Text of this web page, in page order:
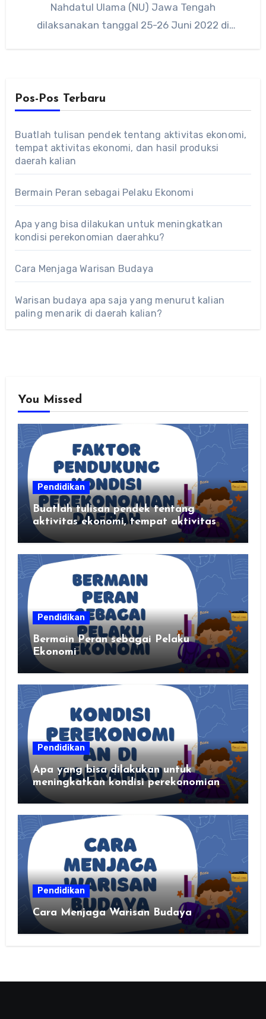
Nahdatul Ulama (NU) Jawa Tengah
dilaksanakan tanggal 25-26 Juni 2022 di
Pos-Pos Terbaru
Buatlah tulisan pendek tentang aktivitas ekonomi,
tempat aktivitas ekonomi, dan hasil produksi
daerah kalian
Bermain Peran sebagai Pelaku Ekonomi
Apa yang bisa dilakukan untuk meningkatkan
kondisi perekonomian daerahku?
Cara Menjaga Warisan Budaya
Warisan budaya apa saja yang menurut kalian
paling menarik di daerah kalian?
You Missed
Pendidikan
Buatlah tulisan pendek tentang
aktivitas ekonomi, tempat aktivitas
ekonomi, dan hasil produksi daerah
kalian
Pendidikan
Bermain Peran sebagai Pelaku
Ekonomi
Pendidikan
Apa yang bisa dilakukan untuk
meningkatkan kondisi perekonomian
daerahku?
Pendidikan
Cara Menjaga Warisan Budaya